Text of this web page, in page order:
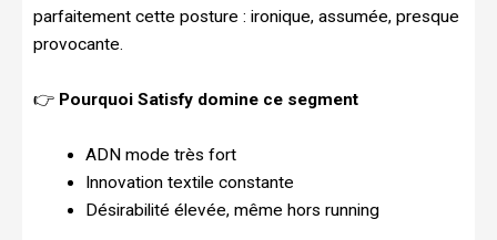
parfaitement cette posture : ironique, assumée, presque
provocante.
👉 Pourquoi Satisfy domine ce segment
ADN mode très fort
Innovation textile constante
Désirabilité élevée, même hors running